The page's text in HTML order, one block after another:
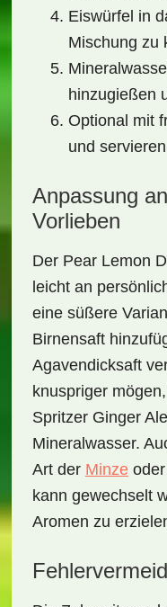
Eiswürfel in
Mischung zu
hinzugießen
Optional mit
und
Anpassung
Vorlieben
Der Pear Lemon
leicht an
eine süßere
Birnensaft
Agavendicksaft
knuspriger
Spritzer Ginger
Mineralwasser.
Art der Minzeoder
kann gewechselt
Aromen zu